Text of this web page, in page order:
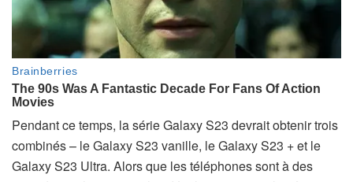
Pendant ce temps, la série Galaxy S23 devrait obtenir trois
combinés – le Galaxy S23 vanille, le Galaxy S23 + et le
Galaxy S23 Ultra. Alors que les téléphones sont à des